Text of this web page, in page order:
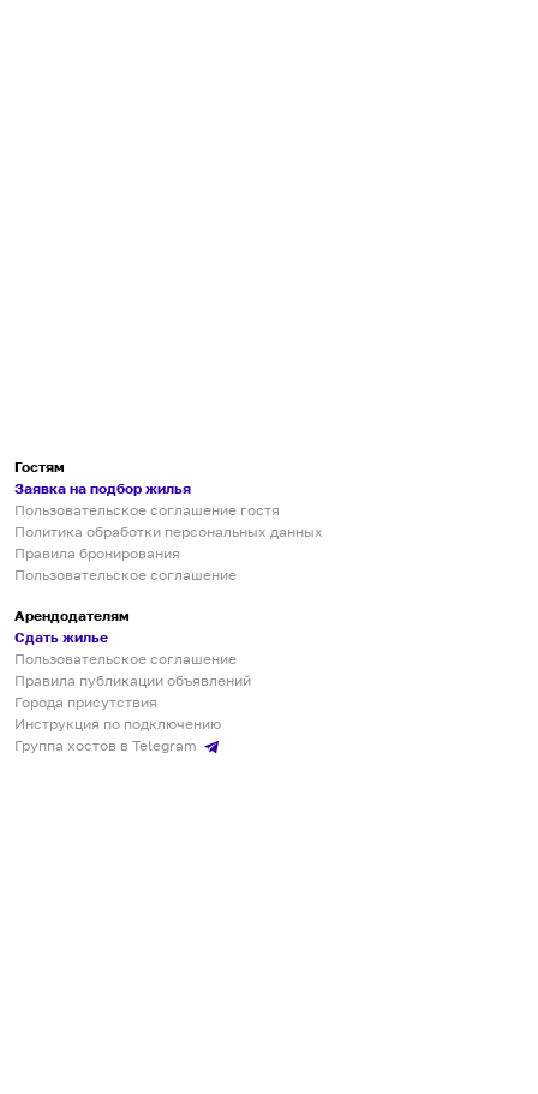
Гостям
Заявка на подбор жилья
Пользовательское соглашение гостя
Политика обработки персональных данных
Правила бронирования
Пользовательское соглашение
Арендодателям
Сдать жилье
Пользовательское соглашение
Правила публикации объявлений
Города присутствия
Инструкция по подключению
Группа хостов в Telegram